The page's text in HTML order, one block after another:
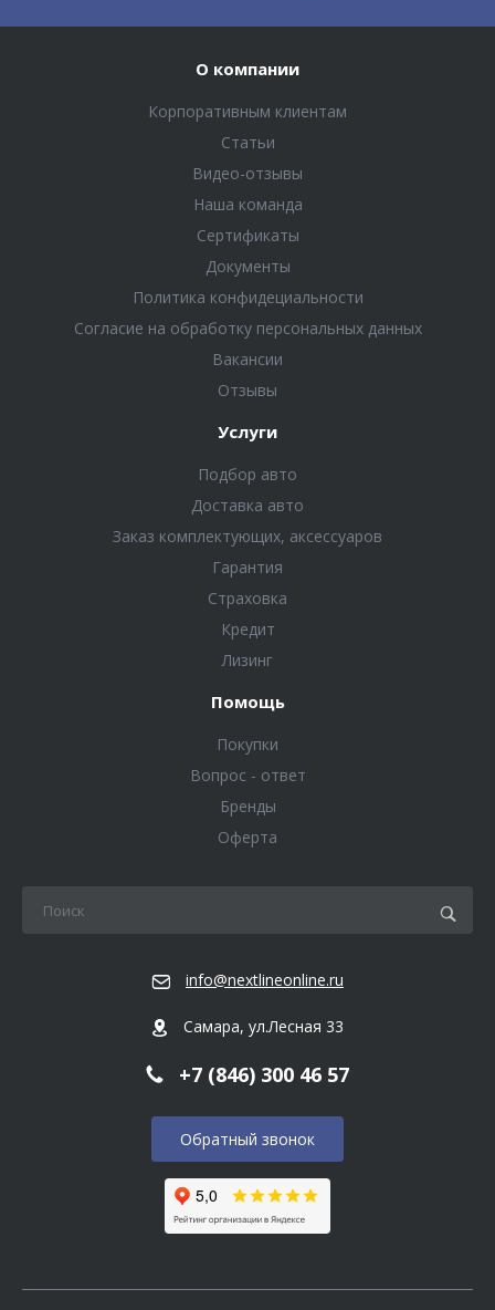
О компании
Корпоративным клиентам
Статьи
Видео-отзывы
Наша команда
Сертификаты
Документы
Политика конфидециальности
Согласие на обработку персональных данных
Вакансии
Отзывы
Услуги
Подбор авто
Доставка авто
Заказ комплектующих, аксессуаров
Гарантия
Страховка
Кредит
Лизинг
Помощь
Покупки
Вопрос - ответ
Бренды
Оферта
info@nextlineonline.ru
Самара, ул.Лесная 33
+7 (846) 300 46 57
Обратный звонок